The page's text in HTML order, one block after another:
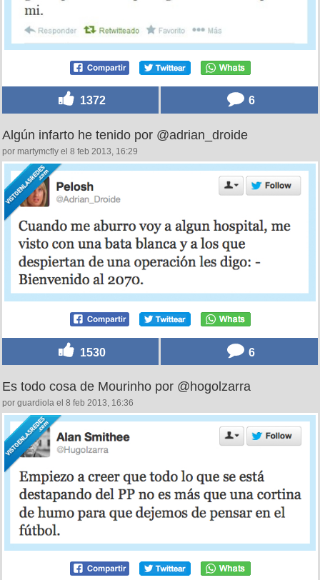
1372 6
Algún infarto he tenido por @adrian_droide
por martymcfly el 8 feb 2013, 16:29
1530 6
Es todo cosa de Mourinho por @hogolzarra
por guardiola el 8 feb 2013, 16:36